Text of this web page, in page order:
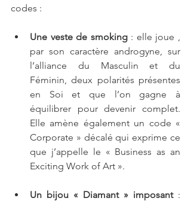
codes :
Une veste de smoking : elle joue ,
par son caractère androgyne, sur
l’alliance du Masculin et du
Féminin, deux polarités présentes
en Soi et que l’on gagne à
équilibrer pour devenir complet.
Elle amène également un code «
Corporate » décalé qui exprime ce
que j’appelle le « Business as an
Exciting Work of Art ».
Un bijou « Diamant » imposant :